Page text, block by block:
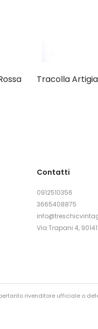
Contatti
0912510356
3665408875
Via Trapani 4,
rivenditore ufficiale o